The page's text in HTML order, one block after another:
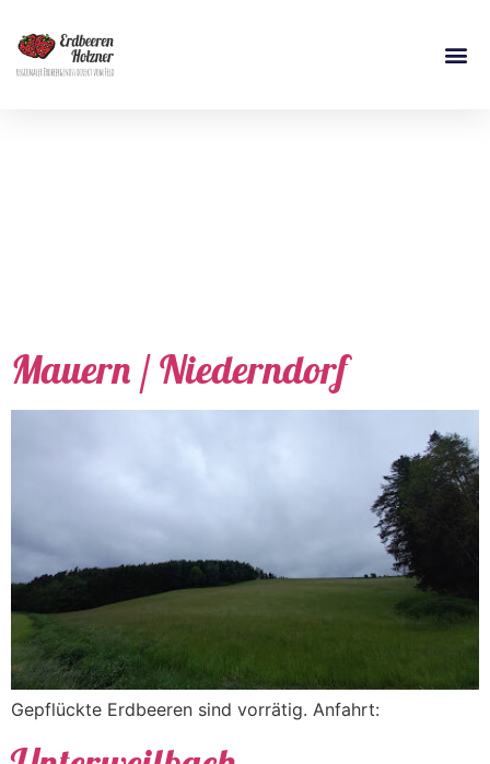
Mauern / Niederndorf
Gepflückte Erdbeeren sind vorrätig. Anfahrt: